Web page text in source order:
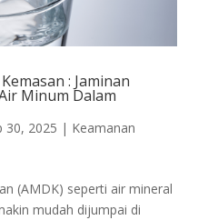
: Jaminan
Minum Dalam
30, 2025 | Keamanan
(AMDK) seperti air mineral
mudah dijumpai di